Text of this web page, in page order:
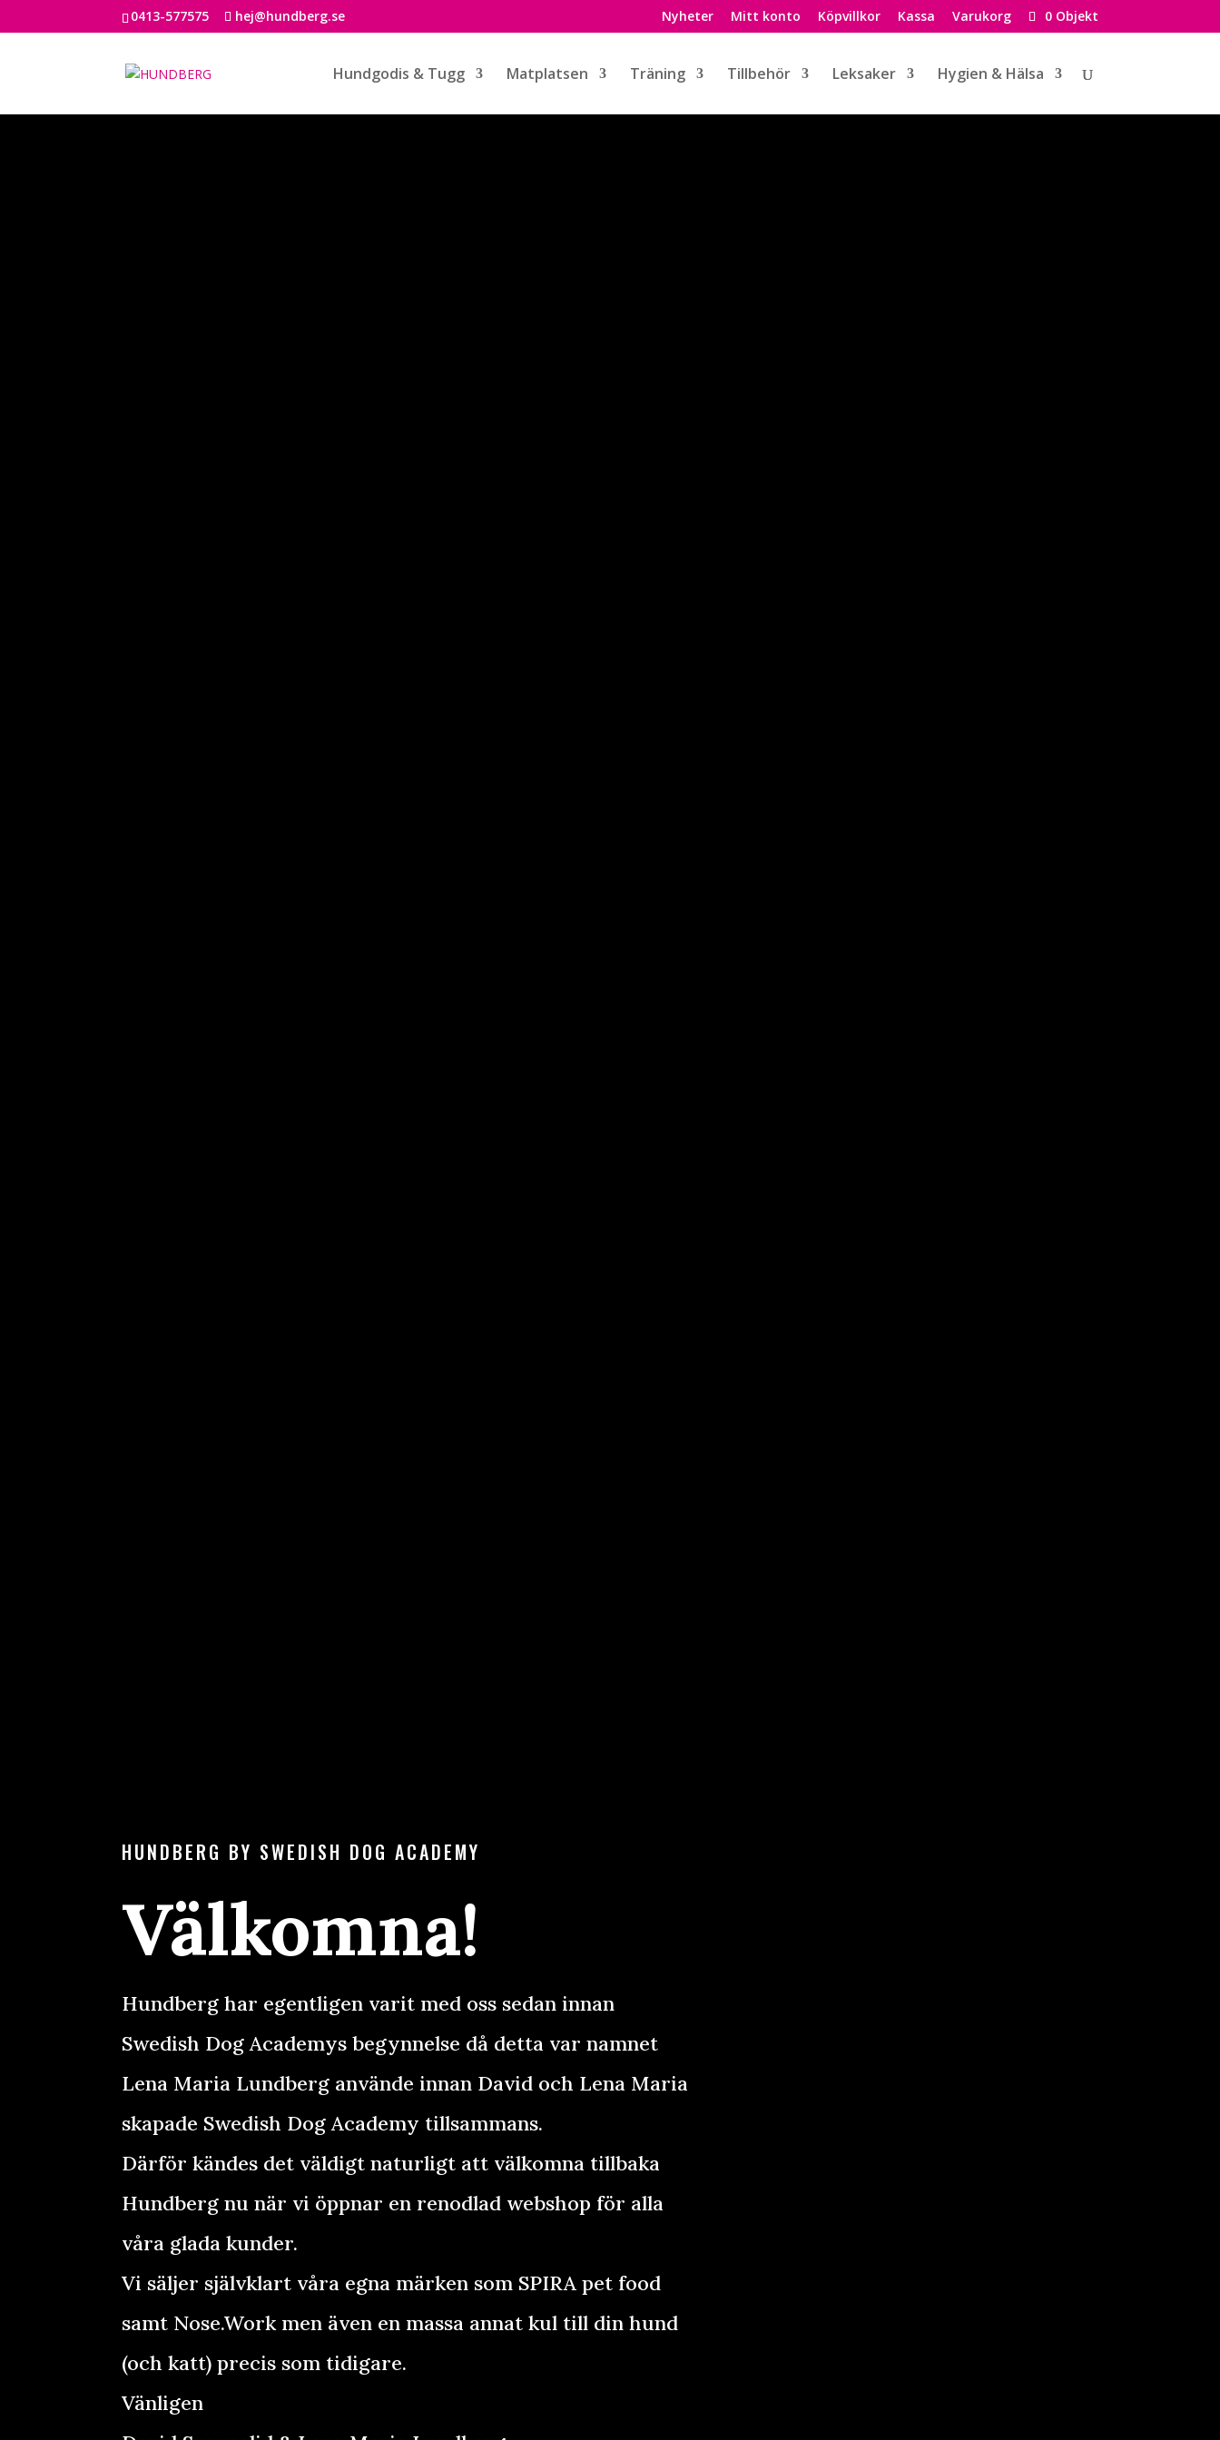
0413-577575 hej@hundberg.se Nyheter Mitt konto Köpvillkor Kassa Varukorg 0 Objekt
Hundgodis & Tugg Matplatsen Träning Tillbehör Leksaker Hygien & Hälsa
HUNDBERG BY SWEDISH DOG ACADEMY
Välkomna!
Hundberg har egentligen varit med oss sedan innan
Swedish Dog Academys begynnelse då detta var namnet
Lena Maria Lundberg använde innan David och Lena Maria
skapade Swedish Dog Academy tillsammans.
Därför kändes det väldigt naturligt att välkomna tillbaka
Hundberg nu när vi öppnar en renodlad webshop för alla
våra glada kunder.
Vi säljer självklart våra egna märken som SPIRA pet food
samt Nose.Work men även en massa annat kul till din hund
(och katt) precis som tidigare.
Vänligen